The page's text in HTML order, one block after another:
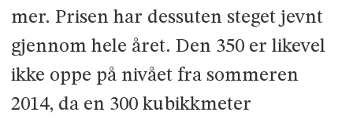
mer. Prisen har dessuten steget jevnt
gjennom hele året. Den 350 er likevel
ikke oppe på nivået fra sommeren
2014, da en 300 kubikkmeter